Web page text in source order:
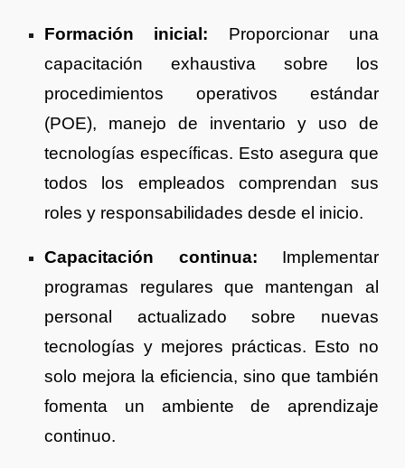
Formación inicial: Proporcionar una
capacitación exhaustiva sobre los
procedimientos operativos estándar
(POE), manejo de inventario y uso de
tecnologías específicas. Esto asegura que
todos los empleados comprendan sus
roles y responsabilidades desde el inicio.
Capacitación continua: Implementar
programas regulares que mantengan al
personal actualizado sobre nuevas
tecnologías y mejores prácticas. Esto no
solo mejora la eficiencia, sino que también
fomenta un ambiente de aprendizaje
continuo.